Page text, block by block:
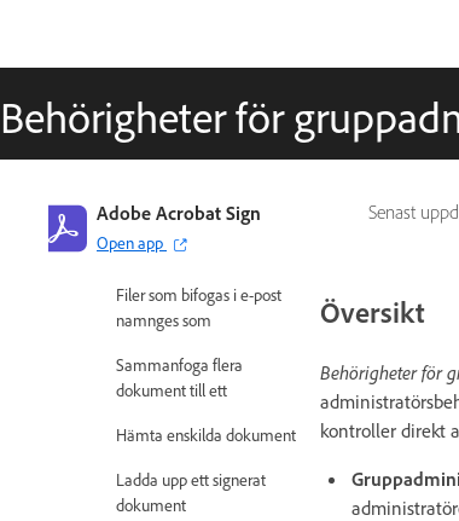
Behörigheter för
Senast
Adobe Acrobat Sign
Open app
signerade avtalet
Inkludera en bild i e-
postmeddelandet
Filer som bifogas i e-post
namnges som
Sammanfoga flera
dokument till ett
Hämta enskilda dokument
Ladda upp ett signerat
dokument
Översikt
Behörigheter för
kontroller direkt